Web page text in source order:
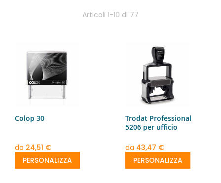
Articoli 1-10 di 77
Colop 30
da 24,51 €
PERSONALIZZA
Trodat Professional
5206 per ufficio
da 43,47 €
PERSONALIZZA